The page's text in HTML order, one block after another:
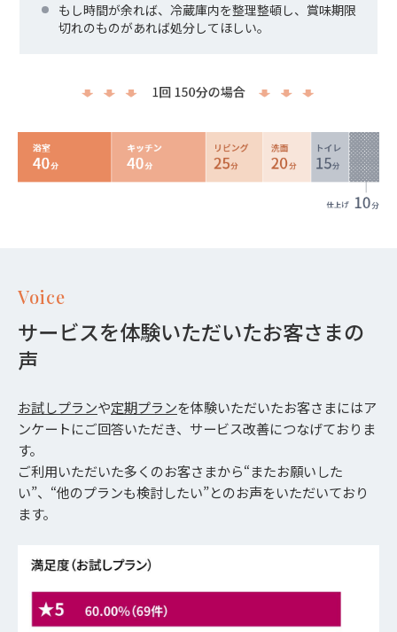
もし時間が余れば、冷蔵庫内を整理整頓し、賞味期限
切れのものがあれば処分してほしい。
Voice
サービスを体験いただいたお客さまの
声
お試しプランや定期プランを体験いただいたお客さまにはア
ンケートにご回答いただき、サービス改善につなげておりま
す。
ご利用いただいた多くのお客さまから“またお願いした
い”、“他のプランも検討したい”とのお声をいただいており
ます。